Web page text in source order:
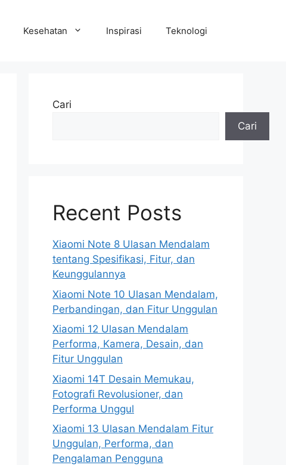
Kesehatan Inspirasi Teknologi
Cari
Cari
Recent Posts
Xiaomi Note 8 Ulasan Mendalam
tentang Spesifikasi, Fitur, dan
Keunggulannya
Xiaomi Note 10 Ulasan Mendalam,
Perbandingan, dan Fitur Unggulan
Xiaomi 12 Ulasan Mendalam
Performa, Kamera, Desain, dan
Fitur Unggulan
Xiaomi 14T Desain Memukau,
Fotografi Revolusioner, dan
Performa Unggul
Xiaomi 13 Ulasan Mendalam Fitur
Unggulan, Performa, dan
Pengalaman Pengguna